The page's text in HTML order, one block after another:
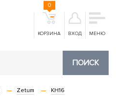
КОРЗИНА
0
ВХОД МЕНЮ
ПОИСК
Zetum
KH16